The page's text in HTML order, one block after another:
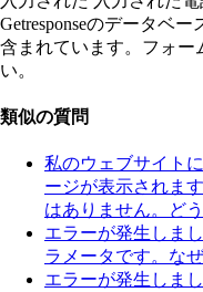
Getresponseのデータベー
含まれています。フォー
い。
類似の質問
私のウェブサイト
ージが表示されま
はありません。ど
エラーが発生しま
ラメータです。な
エラーが発生しま